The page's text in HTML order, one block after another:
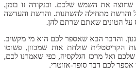
את השמש שלכם. ובנקודה זו בזמן,
והרשת מתחילה להשתנות. והרשת והעדשה
הטונים שאתם שרתם להן.
והדבר הבא שאספר לכם הוא מי מקשיב.
הקריסטלית שולחת אות שמכוון, פשוטו
ואל מרכז הגלקסיה, כפי שאמרנו לכם,
אספר לכם דבר סופר-אזוטרי.